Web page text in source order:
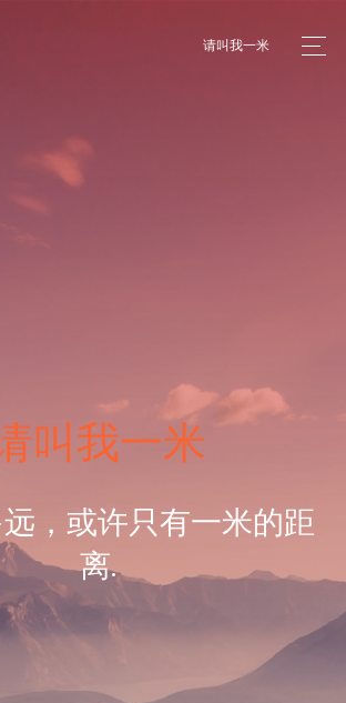
请叫我一米
叫我一米
，或许只有一米的距
离.